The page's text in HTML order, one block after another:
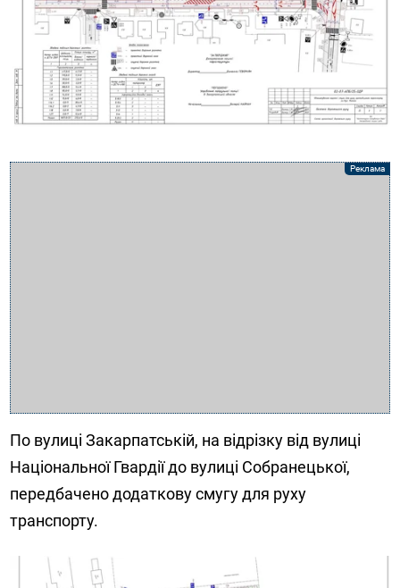
По вулиці Закарпатській, на відрізку від вулиці
Національної Гвардії до вулиці Собранецької,
передбачено додаткову смугу для руху
транспорту.